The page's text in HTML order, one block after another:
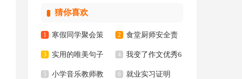
猜你喜欢
1 寒假同学聚会策
划书
2 食堂厨师安全责
任书
3 实用的唯美句子
65条
4 我变了作文优秀6
篇
5 小学音乐教师教 6 就业实习证明